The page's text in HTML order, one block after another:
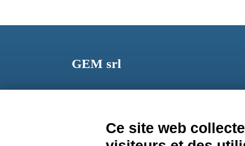
GEM srl
Phone: +39 0584 389784
Ce site web